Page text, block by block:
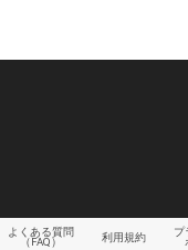
よくある質問
（FAQ）
利用規約
プ